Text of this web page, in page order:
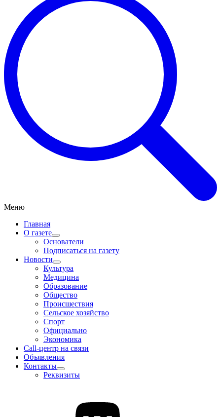
Меню
Главная
О газете
Основатели
Подписаться на газету
Новости
Культура
Медицина
Образование
Общество
Происшествия
Сельское хозяйство
Спорт
Официально
Экономика
Call-центр на связи
Объявления
Контакты
Реквизиты